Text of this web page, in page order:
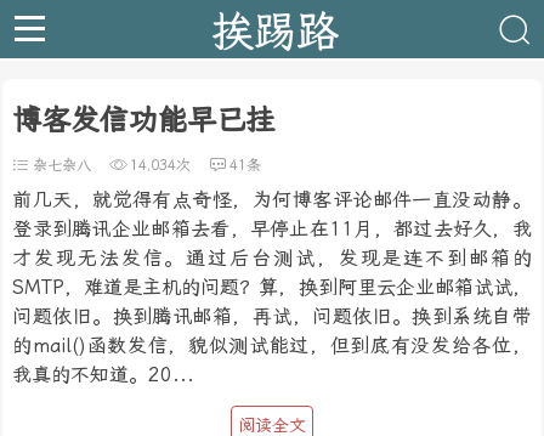
挨踢路
博客发信功能早已挂
杂七杂八 14,034次 41条
前几天，就觉得有点奇怪，为何博客评论邮件一直没动静。
登录到腾讯企业邮箱去看，早停止在11月，都过去好久，我
才发现无法发信。通过后台测试，发现是连不到邮箱的
SMTP，难道是主机的问题？算，换到阿里云企业邮箱试试，
问题依旧。换到腾讯邮箱，再试，问题依旧。换到系统自带
的mail()函数发信，貌似测试能过，但到底有没发给各位，
我真的不知道。20...
阅读全文